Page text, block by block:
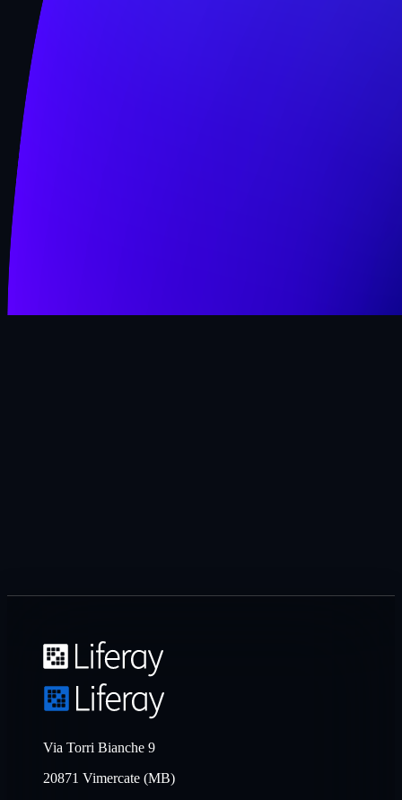
Via Torri Bianche 9
20871 Vimercate (MB)